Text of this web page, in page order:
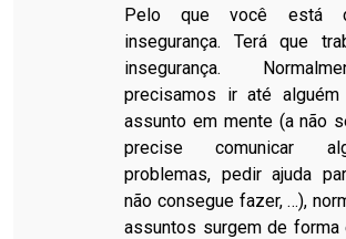
Pelo que você está
insegurança. Terá que
insegurança.
precisamos ir até
assunto em mente (a não
precise comunicar
problemas, pedir ajuda
não consegue fazer, …),
assuntos surgem de forma